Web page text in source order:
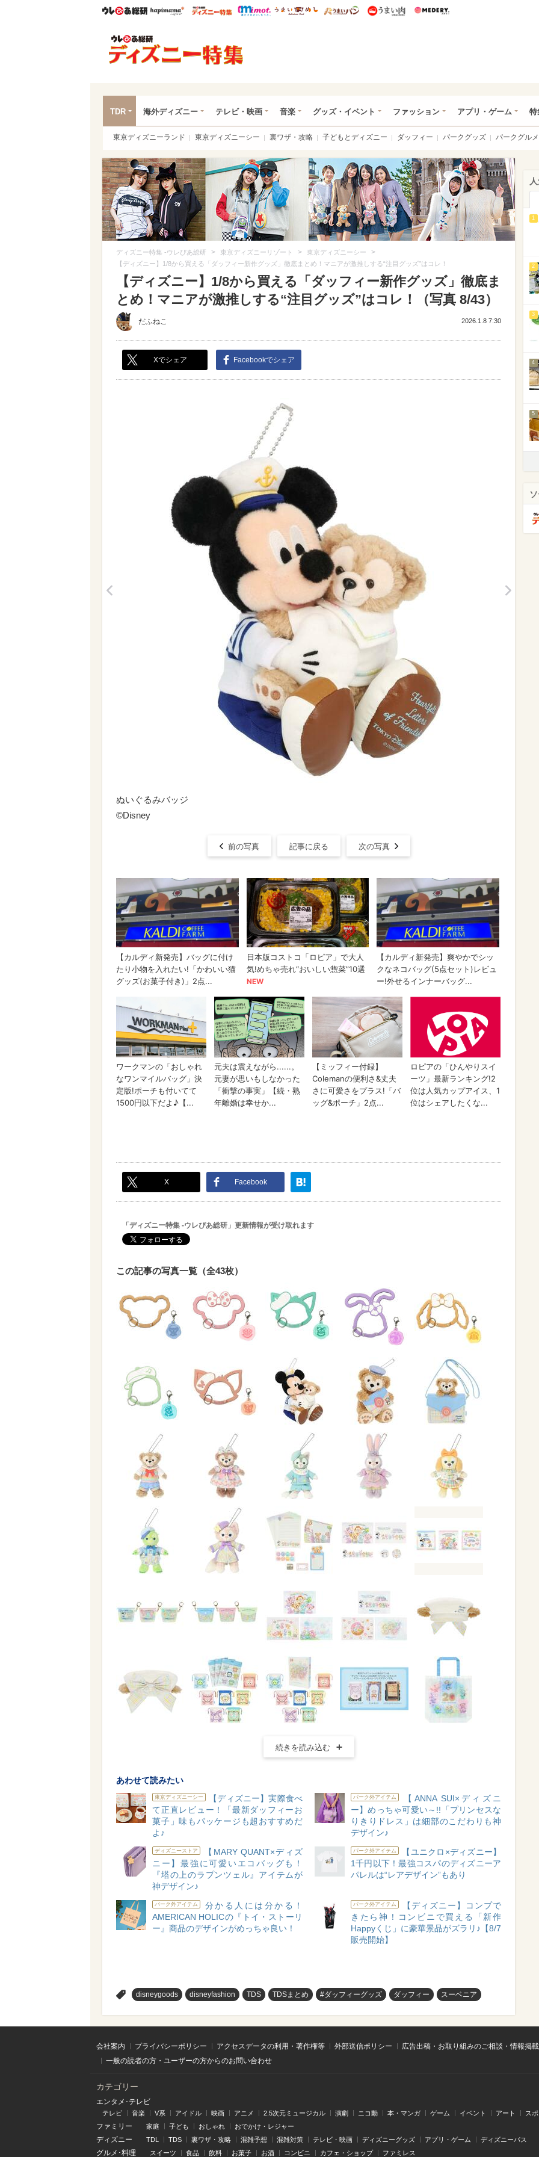
ウレぴあ総研ハピママ* ウレぴあ総研 ディズニー特集
mimot. うまいめし うまいパン うまい肉
TDR 海外ディズニー テレビ・映画 音楽 グッズ・イベント ファッション アプリ・ゲーム 特
東京ディズニーランド 東京ディズニーシー 裏ワザ・攻略 子どもとディズニー ダッフィー パークグッズ パークグルメ
ディズニー特集 -ウレぴあ総研 > 東京ディズニーリゾート > 東京ディズニーシー >
【ディズニー】1/8から買える「ダッフィー新作グッズ」徹底まとめ！マニアが激推しする“注目グッズ”はコレ！
【ディズニー】1/8から買える「ダッフィー新作グッズ」徹底ま
とめ！マニアが激推しする“注目グッズ”はコレ！（写真 8/43）
だふねこ 2026.1.8 7:30
Xでシェア Facebookでシェア
ぬいぐるみバッジ
©Disney
前の写真 記事に戻る 次の写真
X Facebook
「ディズニー特集 -ウレぴあ総研」更新情報が受け取れます
この記事の写真一覧（全43枚）
続きを読み込む
あわせて読みたい
東京ディズニーシー
【ディズニー】実際食べ
て正直レビュー！「最新ダッフィーお
菓子」味もパッケージも超おすすめだ
よ♪
パーク外アイテム
【ANNA SUI×ディズニ
ー】めっちゃ可愛い～!!「プリンセスな
りきりドレス」は細部のこだわりも神
デザイン♪
ディズニーストア
【MARY QUANT×ディズ
ニー】最強に可愛いエコバッグも！
『塔の上のラプンツェル』アイテムが
神デザイン♪
パーク外アイテム
【ユニクロ×ディズニー】
1千円以下！最強コスパのディズニーア
パレルは“レアデザイン”もあり
パーク外アイテム
分かる人には分かる！
AMERICAN HOLICの『トイ・ストーリ
ー』商品のデザインがめっちゃ良い！
パーク外アイテム
【ディズニー】コンプで
きたら神！コンビニで買える「新作
Happyくじ」に豪華景品がズラリ♪【8/7
販売開始】
disneygoods disneyfashion TDS TDSまとめ #ダッフィーグッズ ダッフィー スーベニア
1
2
3
4
5
会社案内 プライバシーポリシー アクセスデータの利用・著作権等 外部送信ポリシー
広告出稿・お取り組みのご相談・情報掲
一般の読者の方・ユーザーの方からのお問い合わせ
カテゴリー
エンタメ･テレビ
テレビ 音楽 V系 アイドル 映画 アニメ 2.5次元ミュージカル 演劇 ニコ動 本・マンガ ゲーム イベント アート ス
ファミリー 家庭 子ども おしゃれ おでかけ・レジャー
ディズニー TDL TDS 裏ワザ・攻略 混雑予想 混雑対策 テレビ・映画 ディズニーグッズ アプリ・ゲーム ディズニーパス
グルメ･料理 スイーツ 食品 飲料 お菓子 お酒 コンビニ カフェ・ショップ ファミレス